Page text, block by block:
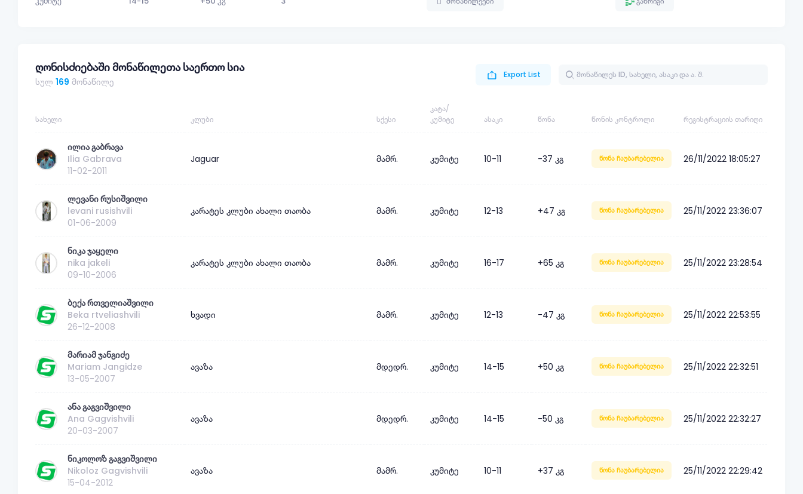
ღონისძიებაში მონაწილეთა საერთო სია
სულ169 მონაწილე
Export List
ᲡᲐᲮᲔᲚᲘ ᲙᲚᲣᲑᲘ ᲡᲥᲔᲡᲘ
ᲙᲐᲢᲐ/
ᲙᲣᲛᲘᲢᲔ
ᲐᲡᲐᲙᲘ ᲬᲝᲜᲐ ᲬᲝᲜᲘᲡ ᲙᲝᲜᲢᲠᲝᲚᲘ ᲠᲔᲒᲘᲡᲢᲠᲐᲪᲘᲘᲡ ᲗᲐᲠᲘᲦᲘ
ილია გაბრავა
Ilia Gabrava
11-02-2011
Jaguar მამრ. კუმიტე 10-11 -37 კგ წონა ჩაუბარებელია 26/11/2022 18:05:27
ლევანი რუსიშვილი
levani rusishvili
01-06-2009
კარატეს კლუბი ახალი თაობა მამრ. კუმიტე 12-13 +47 კგ წონა ჩაუბარებელია 25/11/2022 23:36:07
ნიკა ჯაყელი
nika jakeli
09-10-2006
კარატეს კლუბი ახალი თაობა მამრ. კუმიტე 16-17 +65 კგ წონა ჩაუბარებელია 25/11/2022 23:28:54
ბექა რთველიაშვილი
Beka rtveliashvili
26-12-2008
ხვადი მამრ. კუმიტე 12-13 -47 კგ წონა ჩაუბარებელია 25/11/2022 22:53:55
მარიამ ჯანგიძე
Mariam Jangidze
13-05-2007
ავაზა მდედრ. კუმიტე 14-15 +50 კგ წონა ჩაუბარებელია 25/11/2022 22:32:51
ანა გაგვიშვილი
Ana Gagvishvili
20-03-2007
ავაზა მდედრ. კუმიტე 14-15 -50 კგ წონა ჩაუბარებელია 25/11/2022 22:32:27
ნიკოლოზ გაგვიშვილი
Nikoloz Gagvishvili
15-04-2012
ავაზა მამრ. კუმიტე 10-11 +37 კგ წონა ჩაუბარებელია 25/11/2022 22:29:42